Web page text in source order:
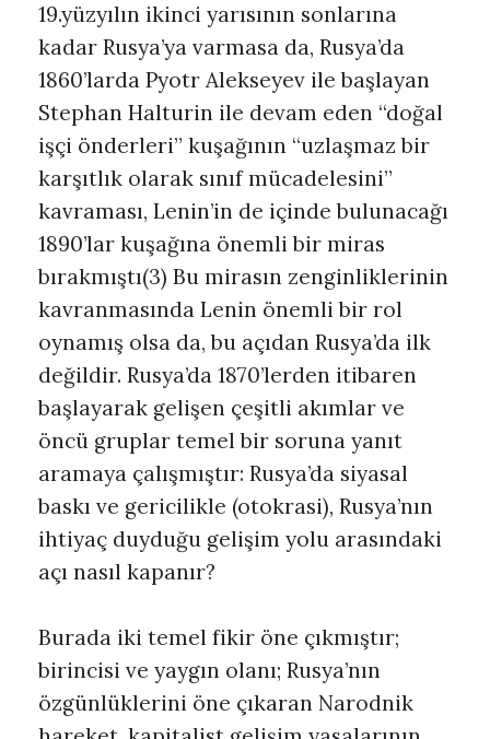
19.yüzyılın ikinci yarısının sonlarına
kadar Rusya’ya varmasa da, Rusya’da
1860’larda Pyotr Alekseyev ile başlayan
Stephan Halturin ile devam eden “doğal
işçi önderleri” kuşağının “uzlaşmaz bir
karşıtlık olarak sınıf mücadelesini”
kavraması, Lenin’in de içinde bulunacağı
1890’lar kuşağına önemli bir miras
bırakmıştı(3) Bu mirasın zenginliklerinin
kavranmasında Lenin önemli bir rol
oynamış olsa da, bu açıdan Rusya’da ilk
değildir. Rusya’da 1870’lerden itibaren
başlayarak gelişen çeşitli akımlar ve
öncü gruplar temel bir soruna yanıt
aramaya çalışmıştır: Rusya’da siyasal
baskı ve gericilikle (otokrasi), Rusya’nın
ihtiyaç duyduğu gelişim yolu arasındaki
açı nasıl kapanır?
Burada iki temel fikir öne çıkmıştır;
birincisi ve yaygın olanı; Rusya’nın
özgünlüklerini öne çıkaran Narodnik